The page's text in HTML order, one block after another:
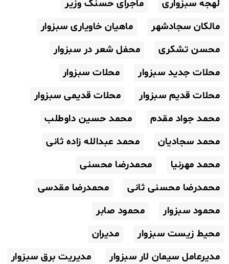
لهجه سبزواری
ماجرای حسنک وزیر
مالکان سجادشهر
ماهیان خاویاری سبزوار
محسن تشکری
محفل شعر در سبزوار
محلات جدید سبزوار
محلات سبزوار
محلات قدیم سبزوار
محلات قدیمی سبزوار
محمد جواد مقدم
محمد حسین داوطلب
محمد سجادیان
محمد عبدالله زاده ثانی
محمد مهرنیا
محمدرضا محسنی
محمدرضا محسنی ثانی
محمدرضا مقدسی
محمود سبزوار
محمود صابر
محیط زیست سبزوار
مدیران
مدیرعامل سیمان لار سبزوار
مدیریت برق سبزوار